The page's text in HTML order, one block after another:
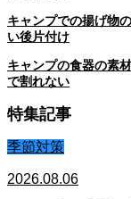
キャンプでの揚げ物
い後片付け
キャンプの食器の素
で割れない
特集記事
季節対策
2026.08.06